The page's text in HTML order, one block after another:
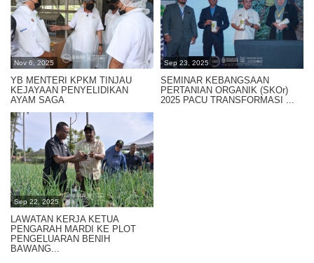
Nov 6, 2025
YB MENTERI KPKM TINJAU
KEJAYAAN PENYELIDIKAN
AYAM SAGA
Sep 23, 2025
SEMINAR KEBANGSAAN
PERTANIAN ORGANIK (SKOr)
2025 PACU TRANSFORMASI ...
Sep 22, 2025
LAWATAN KERJA KETUA
PENGARAH MARDI KE PLOT
PENGELUARAN BENIH
BAWANG...